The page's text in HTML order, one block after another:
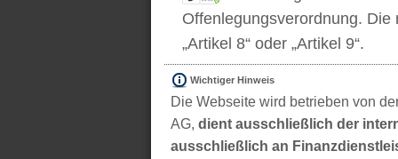
Offenlegungsverordnung. Die
„Artikel 8“ oder „Artikel 9“.
Wichtiger Hinweis
Die Webseite wird betrieben von
AG, dient ausschließlich der
ausschließlich an